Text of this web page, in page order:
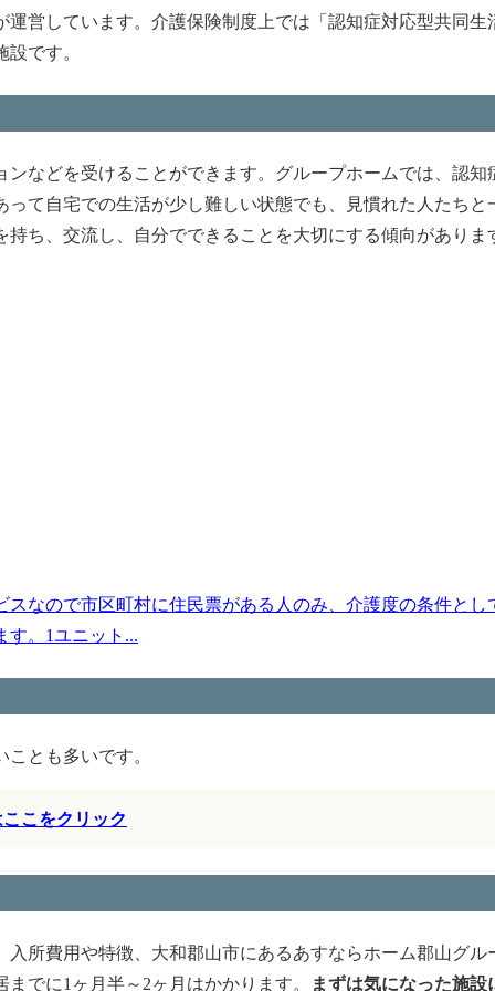
営しています。介護保険制度上では「認知症対応型共同生
です。
などを受けることができます。グループホームでは、認知
て自宅での生活が少し難しい状態でも、見慣れた人たちと
ち、交流し、自分でできることを大切にする傾向がありま
なので市区町村に住民票がある人のみ、介護度の条件とし
す。1ユニット...
とも多いです。
こをクリック
所費用や特徴、大和郡山市にあるあすならホーム郡山グル
でに1ヶ月半～2ヶ月はかかります。
まずは気になった施設